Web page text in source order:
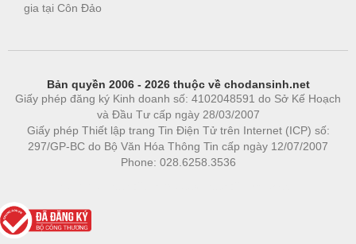
gia tại Côn Đảo
Bản quyền 2006 - 2026 thuộc về chodansinh.net
Giấy phép đăng ký Kinh doanh số: 4102048591 do Sở Kế Hoạch
và Đầu Tư cấp ngày 28/03/2007
Giấy phép Thiết lập trang Tin Điện Tử trên Internet (ICP) số:
297/GP-BC do Bộ Văn Hóa Thông Tin cấp ngày 12/07/2007
Phone: 028.6258.3536